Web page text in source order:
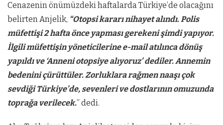
Cenazenin önümüzdeki haftalarda Türkiye’de olacağını
belirten Anjelik, “Otopsi kararı nihayet alındı. Polis
müfettişi 2 hafta önce yapması gerekeni şimdi yapıyor.
İlgili müfettişin yöneticilerine e-mail atılınca dönüş
yapıldı ve ‘Anneni otopsiye alıyoruz’ dediler. Annemin
bedenini çürüttüler. Zorluklara rağmen naaşı çok
sevdiği Türkiye’de, sevenleri ve dostlarının omuzunda
toprağa verilecek.” dedi.